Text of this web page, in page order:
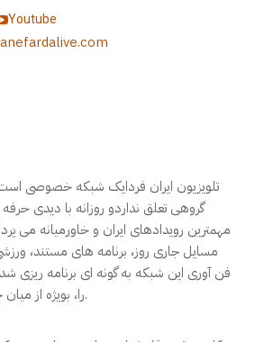
Youtube
تلویزیون ایران فردایک شبکه خصوصی
گروهی تعلق نداردو روزانه با دیدی
مسایل جاری روز، برنامه های مستند،
فن آوری این شبکه به گونه ای برنامه ریزی
را، بویژه از میان جوانان، به خود جذب کنند.